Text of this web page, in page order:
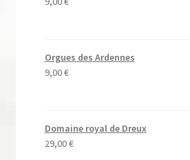
Orgues des Ardennes
9,00€
Domaine royal de Dreux
29,00€